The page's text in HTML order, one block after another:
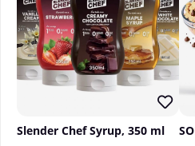
ja että kapseli on
B12-vitamiini tulee suuressa
pakkauksessa. Koska
kapseli, yksi pakkaus riittää
Slender Chef Syrup, 350 ml